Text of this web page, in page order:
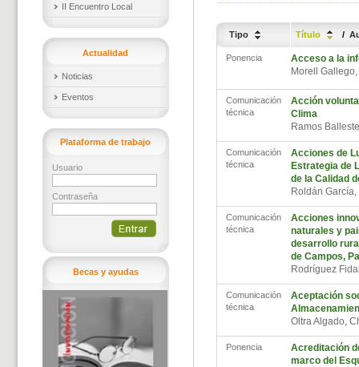
II Encuentro Local
Actualidad
Noticias
Eventos
Plataforma de trabajo
Usuario
Contraseña
Becas y ayudas
Tipo Título /
Ponencia
Acceso a la
Morell
Comunicación
técnica
Acción
Clima
Ramos
Comunicación
técnica
Acciones de
Estrategia de
de la Calidad
Roldán
Comunicación
técnica
Acciones
naturales y
desarrollo
de Campos,
Rodríguez
Comunicación
técnica
Aceptación
Oltra Algado,
Ponencia
Acreditación
marco del